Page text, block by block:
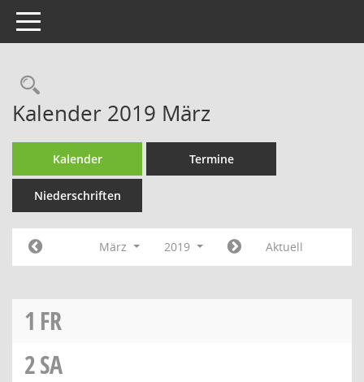
Toggle navigation
Rechercheauswahl
Kalender 2019 März
Kalender Termine
Niederschriften
März 2019 Aktuell
1 FR
2SA